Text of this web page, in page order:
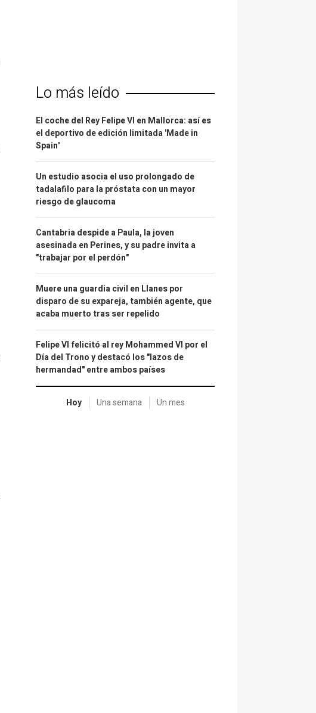
Lo más leído
El coche del Rey Felipe VI en Mallorca: así es
el deportivo de edición limitada 'Made in
Spain'
Un estudio asocia el uso prolongado de
tadalafilo para la próstata con un mayor
riesgo de glaucoma
Cantabria despide a Paula, la joven
asesinada en Perines, y su padre invita a
"trabajar por el perdón"
Muere una guardia civil en Llanes por
disparo de su expareja, también agente, que
acaba muerto tras ser repelido
Felipe VI felicitó al rey Mohammed VI por el
Día del Trono y destacó los "lazos de
hermandad" entre ambos países
Hoy Una semana Un mes